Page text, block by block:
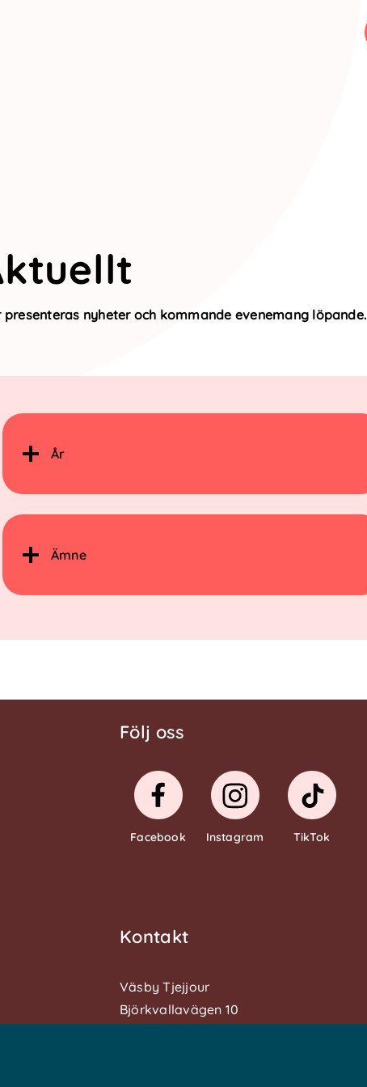
presenteras nyheter och kommande evenemang löpande.
År
Ämne
Följ oss
Facebook Instagram TikTok
Kontakt
Väsby Tjejjour
Björkvallavägen 10